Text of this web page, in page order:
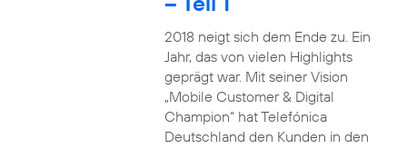
2018 neigt sich dem Ende zu. Ein
Jahr, das von vielen Highlights
geprägt war. Mit seiner Vision
„Mobile Customer & Digital
Champion“ hat Telefónica
Deutschland den Kunden in den